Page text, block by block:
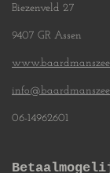
Biezenveld 27
9407 GR Assen
06-14962601